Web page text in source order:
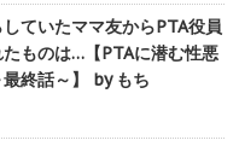
ていたママ友からPTA役員
ものは…【PTAに潜む性悪
終話～】 by もち